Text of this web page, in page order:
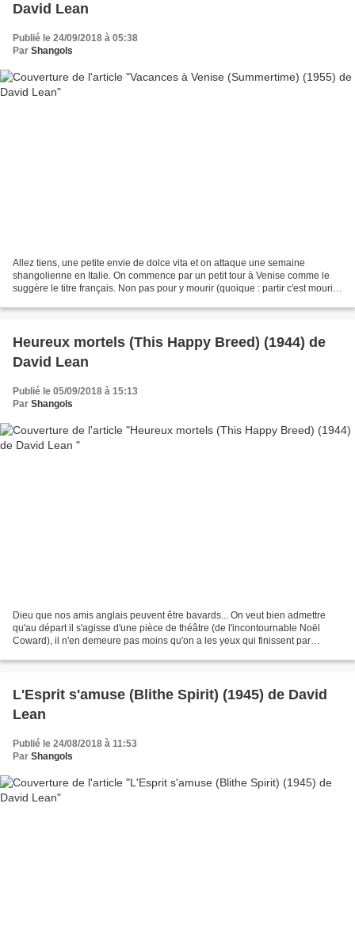
David Lean
Publié le 24/09/2018 à 05:38
Par Shangols
Allez tiens, une petite envie de dolce vita et on attaque une semaine
shangolienne en Italie. On commence par un petit tour à Venise comme le
suggère le titre français. Non pas pour y mourir (quoique : partir c'est mourir
Heureux mortels (This Happy Breed) (1944) de
David Lean
Publié le 05/09/2018 à 15:13
Par Shangols
Dieu que nos amis anglais peuvent être bavards... On veut bien admettre
qu'au départ il s'agisse d'une pièce de théâtre (de l'incontournable Noël
Coward), il n'en demeure pas moins qu'on a les yeux qui finissent par
L'Esprit s'amuse (Blithe Spirit) (1945) de David
Lean
Publié le 24/08/2018 à 11:53
Par Shangols